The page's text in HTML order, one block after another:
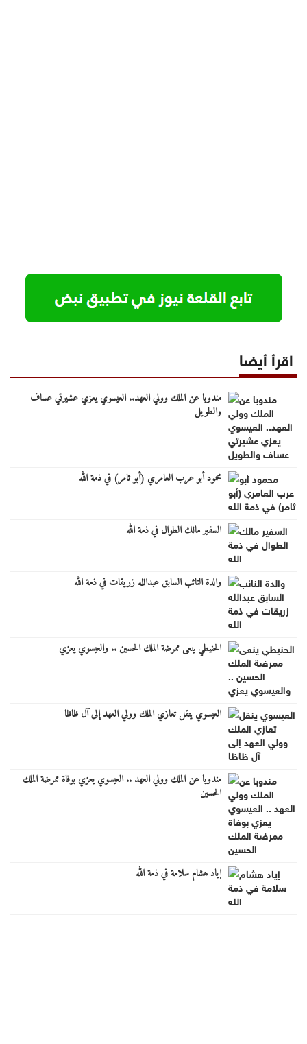
اقرأ أيضا
مندوبا عن الملك وولي العهد.. العيسوي يعزي عشيرتي عساف
والطويل
محمود أبو عرب العامري (أبو ثامر) في ذمة الله
السفير مالك الطوال في ذمة الله
والدة النائب السابق عبدالله زريقات في ذمة الله
الحنيطي ينعى ممرضة الملك الحسين .. والعيسوي يعزي
العيسوي ينقل تعازي الملك وولي العهد إلى آل ظاظا
مندوبا عن الملك وولي العهد .. العيسوي يعزي بوفاة ممرضة الملك
الحسين
إياد هشام سلامة في ذمة الله